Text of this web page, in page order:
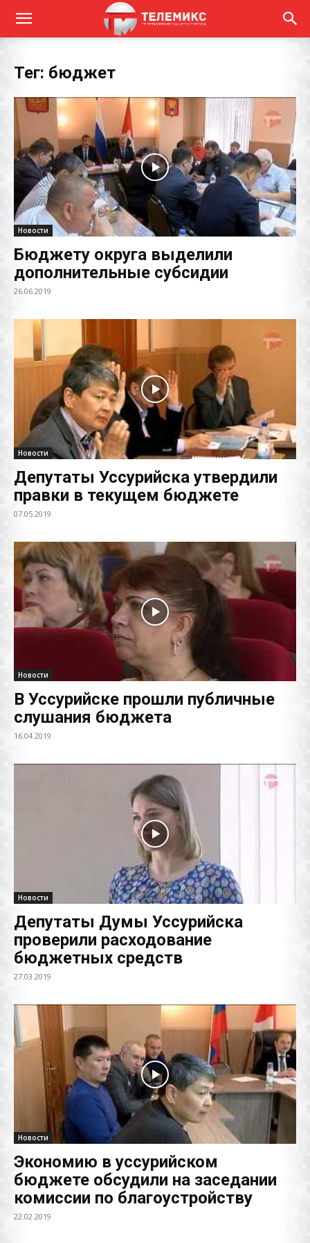
Тег: бюджет
Новости
Бюджету округа выделили
дополнительные субсидии
26.06.2019
Новости
Депутаты Уссурийска утвердили
правки в текущем бюджете
07.05.2019
Новости
В Уссурийске прошли публичные
слушания бюджета
16.04.2019
Новости
Депутаты Думы Уссурийска
проверили расходование
бюджетных средств
27.03.2019
Новости
Экономию в уссурийском
бюджете обсудили на заседании
комиссии по благоустройству
22.02.2019